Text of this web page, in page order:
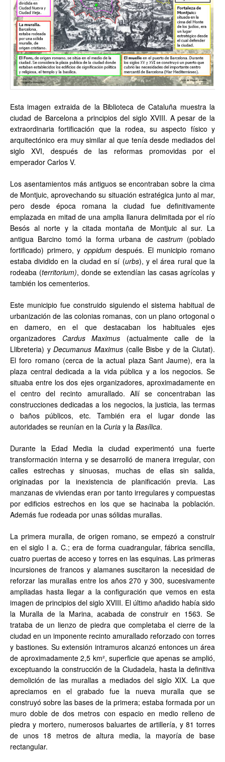
Esta imagen extraida de la Biblioteca de Cataluña muestra la
ciudad de Barcelona a principios del siglo XVIII. A pesar de la
extraordinaria fortificación que la rodea, su aspecto físico y
arquitectónico era muy similar al que tenía desde mediados del
siglo XVI, después de las reformas promovidas por el
emperador Carlos V.
Los asentamientos más antiguos se encontraban sobre la cima
de Montjuic, aprovechando su situación estratégica junto al mar,
pero desde época romana la ciudad fue definitivamente
emplazada en mitad de una amplia llanura delimitada por el río
Besós al norte y la citada montaña de Montjuic al sur. La
antigua Barcino tomó la forma urbana de castrum (poblado
fortificado) primero, yoppidum después. El municipio romano
estaba dividido en la ciudad en sí (urbs), y el área rural que la
rodeaba (territorium), donde se extendían las casas agrícolas y
también los cementerios.
Este municipio fue construido siguiendo el sistema habitual de
urbanización de las colonias romanas, con un plano ortogonal o
en damero, en el que destacaban los habituales ejes
organizadores Cardus Maximus
(actualmente calle de la
Llibreteria) yDecumanus Maximus (calle Bisbe y de la Ciutat).
El foro romano (cerca de la actual plaza Sant Jaume), era la
plaza central dedicada a la vida pública y a los negocios. Se
situaba entre los dos ejes organizadores, aproximadamente en
el centro del recinto amurallado. Allí se concentraban las
construcciones dedicadas a los negocios, la justicia, las termas
o baños públicos, etc. También era el lugar donde las
autoridades se reunían en la Curia y la Basílica.
Durante la Edad Media la ciudad experimentó una fuerte
transformación interna y se desarrolló de manera irregular, con
calles estrechas y sinuosas, muchas de ellas sin salida,
originadas por la inexistencia de planificación previa. Las
manzanas de viviendas eran por tanto irregulares y compuestas
por edificios estrechos en los que se hacinaba la población.
Además fue rodeada por unas sólidas murallas.
La primera muralla, de origen romano, se empezó a construir
en el siglo I a. C.; era de forma cuadrangular, fábrica sencilla,
cuatro puertas de acceso y torres en las esquinas. Las primeras
incursiones de francos y alamanes suscitaron la necesidad de
reforzar las murallas entre los años 270 y 300, sucesivamente
ampliadas hasta llegar a la configuración que vemos en esta
imagen de principios del siglo XVIII. El último añadido había sido
la Muralla de la Marina, acabada de construir en 1563. Se
trataba de un lienzo de piedra que completaba el cierre de la
ciudad en un imponente recinto amurallado reforzado con torres
y bastiones. Su extensión intramuros alcanzó entonces un área
de aproximadamente 2,5 km², superficie que apenas se amplió,
exceptuando la construcción de la Ciudadela, hasta la definitiva
demolición de las murallas a mediados del siglo XIX. La que
apreciamos en el grabado fue la nueva muralla que se
construyó sobre las bases de la primera; estaba formada por un
muro doble de dos metros con espacio en medio relleno de
piedra y mortero, numerosos baluartes de artillería, y 81 torres
de unos 18 metros de altura media, la mayoría de base
rectangular.